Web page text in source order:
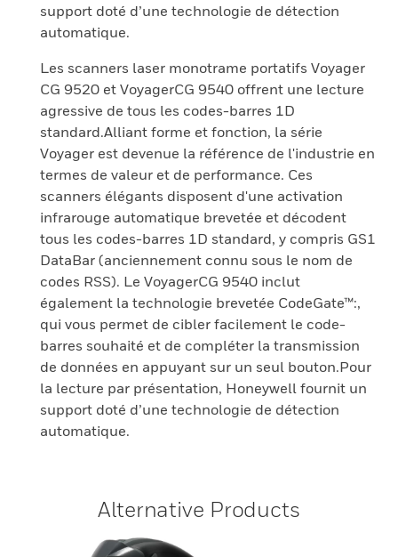
support doté d’une technologie de détection
automatique.
Les scanners laser monotrame portatifs Voyager
CG 9520 et VoyagerCG 9540 offrent une lecture
agressive de tous les codes-barres 1D
standard.Alliant forme et fonction, la série
Voyager est devenue la référence de l'industrie en
termes de valeur et de performance. Ces
scanners élégants disposent d'une activation
infrarouge automatique brevetée et décodent
tous les codes-barres 1D standard, y compris GS1
DataBar (anciennement connu sous le nom de
codes RSS). Le VoyagerCG 9540 inclut
également la technologie brevetée CodeGate™:,
qui vous permet de cibler facilement le code-
barres souhaité et de compléter la transmission
de données en appuyant sur un seul bouton.Pour
la lecture par présentation, Honeywell fournit un
support doté d’une technologie de détection
automatique.
Alternative Products